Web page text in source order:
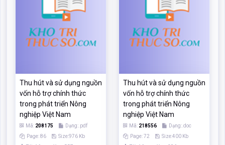
Thu hút và sử dụng nguồn
vốn hỗ trợ chính thức
trong phát triển Nông
nghiệp Việt Nam
Mã: 208175
Dạng:.pdf
Page: 86
Size:976 Kb
Thu hút và sử dụng nguồn
vốn hỗ trợ chính thức
trong phát triển Nông
nghiệp Việt Nam
Mã: 218556
Dạng:.doc
Page: 72
Size:400 Kb